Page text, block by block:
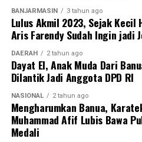
BANJARMASIN 3 tahun ago
Lulus Akmil 2023, Sejak Kecil
Aris Farendy Sudah Ingin jadi
DAERAH 2 tahun ago
Dayat El, Anak Muda Dari
Dilantik Jadi Anggota DPD RI
NASIONAL 2 tahun ago
Mengharumkan Banua,
Muhammad Afif Lubis Bawa
Medali